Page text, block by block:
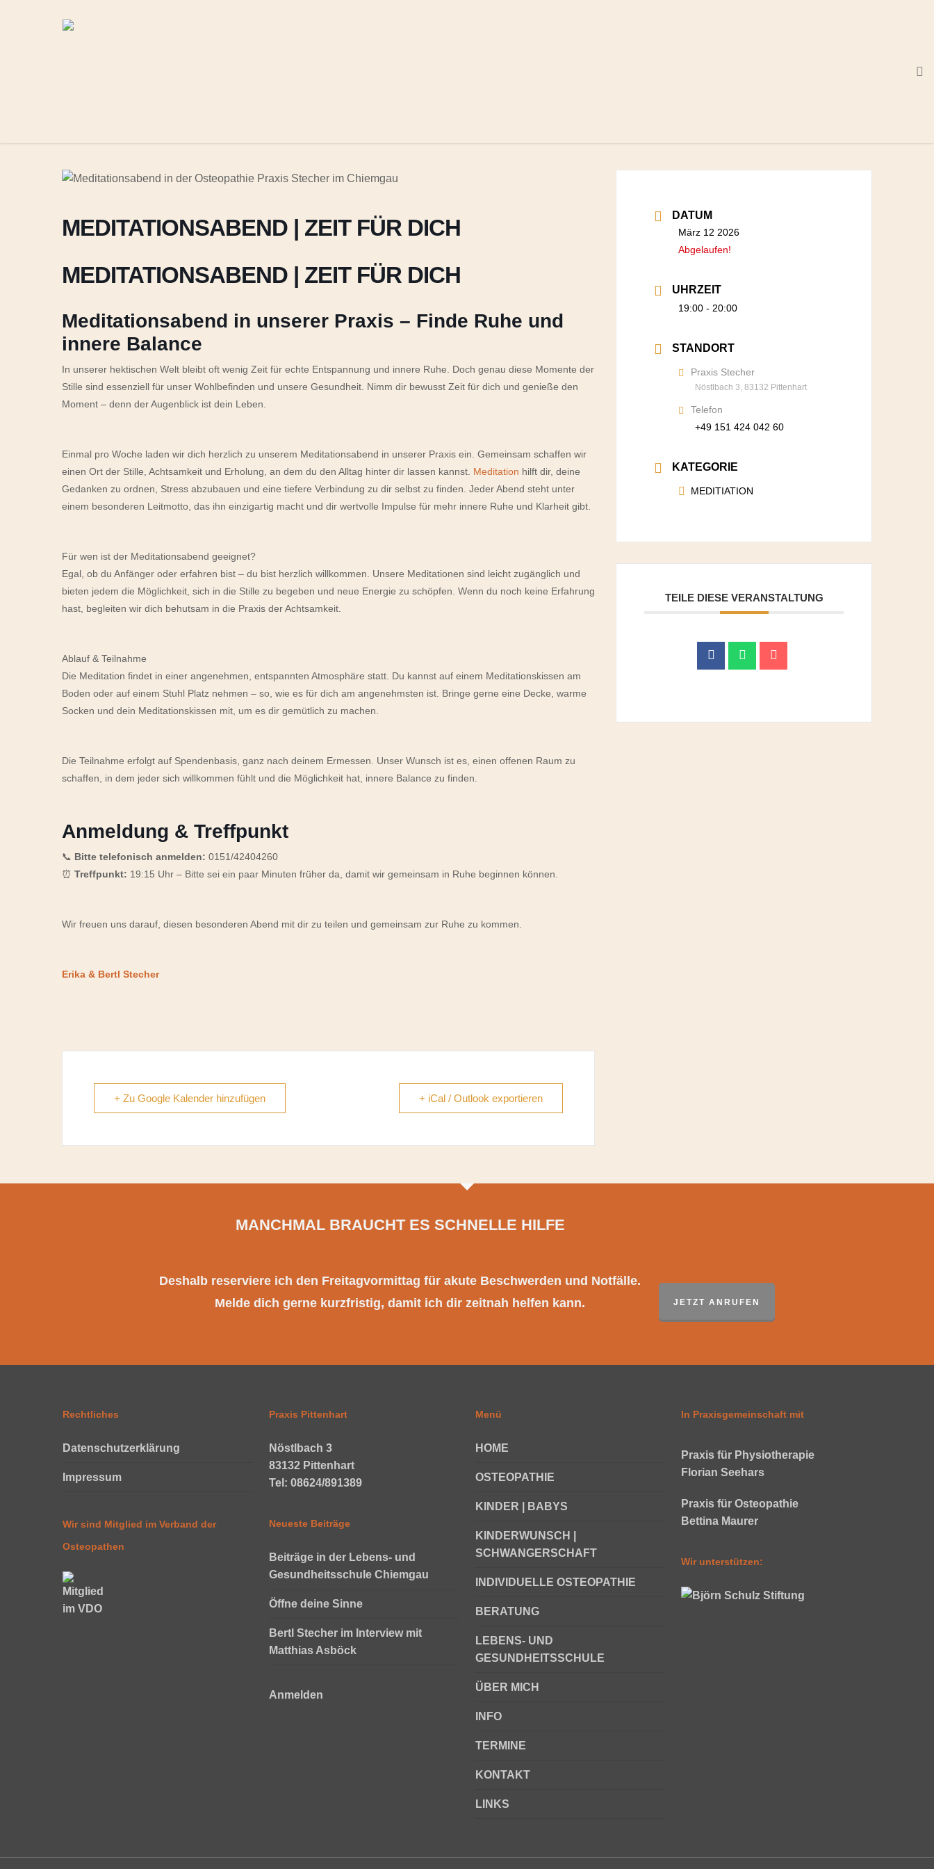
MEDITATIONSABEND | ZEIT FÜR DICH
MEDITATIONSABEND | ZEIT FÜR DICH
Meditationsabend in unserer Praxis – Finde Ruhe und
innere Balance
In unserer hektischen Welt bleibt oft wenig Zeit für echte Entspannung und innere Ruhe. Doch genau diese Momente der
Stille sind essenziell für unser Wohlbefinden und unsere Gesundheit. Nimm dir bewusst Zeit für dich und genieße den
Moment – denn der Augenblick ist dein Leben.
Einmal pro Woche laden wir dich herzlich zu unserem Meditationsabend in unserer Praxis ein. Gemeinsam schaffen wir
einen Ort der Stille, Achtsamkeit und Erholung, an dem du den Alltag hinter dir lassen kannst. Meditation hilft dir, deine
Gedanken zu ordnen, Stress abzubauen und eine tiefere Verbindung zu dir selbst zu finden. Jeder Abend steht unter
einem besonderen Leitmotto, das ihn einzigartig macht und dir wertvolle Impulse für mehr innere Ruhe und Klarheit gibt.
Für wen ist der Meditationsabend geeignet?
Egal, ob du Anfänger oder erfahren bist – du bist herzlich willkommen. Unsere Meditationen sind leicht zugänglich und
bieten jedem die Möglichkeit, sich in die Stille zu begeben und neue Energie zu schöpfen. Wenn du noch keine Erfahrung
hast, begleiten wir dich behutsam in die Praxis der Achtsamkeit.
Ablauf & Teilnahme
Die Meditation findet in einer angenehmen, entspannten Atmosphäre statt. Du kannst auf einem Meditationskissen am
Boden oder auf einem Stuhl Platz nehmen – so, wie es für dich am angenehmsten ist. Bringe gerne eine Decke, warme
Socken und dein Meditationskissen mit, um es dir gemütlich zu machen.
Die Teilnahme erfolgt auf Spendenbasis, ganz nach deinem Ermessen. Unser Wunsch ist es, einen offenen Raum zu
schaffen, in dem jeder sich willkommen fühlt und die Möglichkeit hat, innere Balance zu finden.
Anmeldung & Treffpunkt
📞 Bitte telefonisch anmelden: 0151/42404260
⏰ Treffpunkt: 19:15 Uhr – Bitte sei ein paar Minuten früher da, damit wir gemeinsam in Ruhe beginnen können.
Wir freuen uns darauf, diesen besonderen Abend mit dir zu teilen und gemeinsam zur Ruhe zu kommen.
Erika & Bertl Stecher
+ Zu Google Kalender hinzufügen + iCal / Outlook exportieren
DATUM
März 12 2026
Abgelaufen!
UHRZEIT
19:00 - 20:00
STANDORT
Praxis Stecher
Nöstlbach 3, 83132 Pittenhart
Telefon
+49 151 424 042 60
KATEGORIE
MEDITIATION
TEILE DIESE VERANSTALTUNG
MANCHMAL BRAUCHT ES SCHNELLE HILFE
Deshalb reserviere ich den Freitagvormittag für akute Beschwerden und Notfälle.
Melde dich gerne kurzfristig, damit ich dir zeitnah helfen kann.
JETZT ANRUFEN
Rechtliches
Datenschutzerklärung
Impressum
Wir sind Mitglied im Verband der
Osteopathen
Praxis Pittenhart
Nöstlbach 3
83132 Pittenhart
Tel: 08624/891389
Neueste Beiträge
Beiträge in der Lebens- und
Gesundheitsschule Chiemgau
Öffne deine Sinne
Bertl Stecher im Interview mit
Matthias Asböck
Anmelden
Menü
HOME
OSTEOPATHIE
KINDER | BABYS
KINDERWUNSCH |
SCHWANGERSCHAFT
INDIVIDUELLE OSTEOPATHIE
BERATUNG
LEBENS- UND
GESUNDHEITSSCHULE
ÜBER MICH
INFO
TERMINE
KONTAKT
LINKS
In Praxisgemeinschaft mit
Praxis für Physiotherapie
Florian Seehars
Praxis für Osteopathie
Bettina Maurer
Wir unterstützen: